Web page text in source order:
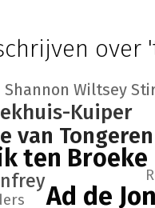
over
Ad de
ten Broeke
van Tongeren
Kuiper
Shannon Wiltsey